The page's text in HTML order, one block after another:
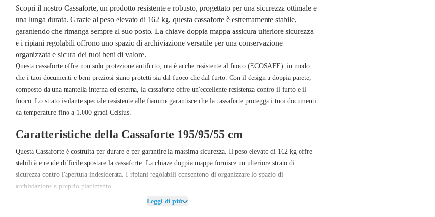
Scopri il nostro Cassaforte, un prodotto resistente e robusto, progettato per una sicurezza ottimale e
una lunga durata. Grazie al peso elevato di 162 kg, questa cassaforte è estremamente stabile,
garantendo che rimanga sempre al suo posto. La chiave doppia mappa assicura ulteriore sicurezza
e i ripiani regolabili offrono uno spazio di archiviazione versatile per una conservazione
organizzata e sicura dei tuoi beni di valore.
Questa cassaforte offre non solo protezione antifurto, ma è anche resistente al fuoco (ECOSAFE), in modo
che i tuoi documenti e beni preziosi siano protetti sia dal fuoco che dal furto. Con il design a doppia parete,
composto da una mantella interna ed esterna, la cassaforte offre un'eccellente resistenza contro il furto e il
fuoco. Lo strato isolante speciale resistente alle fiamme garantisce che la cassaforte protegga i tuoi documenti
da temperature fino a 1.000 gradi Celsius.
Caratteristiche della Cassaforte 195/95/55 cm
Questa Cassaforte è costruita per durare e per garantire la massima sicurezza. Il peso elevato di 162 kg offre
stabilità e rende difficile spostare la cassaforte. La chiave doppia mappa fornisce un ulteriore strato di
sicurezza contro l'apertura indesiderata. I ripiani regolabili consentono di organizzare lo spazio di
archiviazione a proprio piacimento.
strato isolante resistente al fuoco
Leggi di più